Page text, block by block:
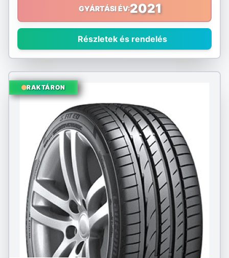
Sumitomo
Tourador
Toyo
Tracmax
Triangle
Tristar
Uniroyal
Viking
Voyager
GYÁRTÁSI ÉV:2021
Részletek és rendelés
RAKTÁRON